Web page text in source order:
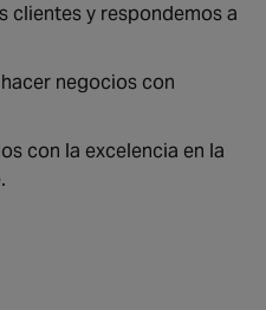
clientes y respondemos a
negocios con
con la excelencia en la